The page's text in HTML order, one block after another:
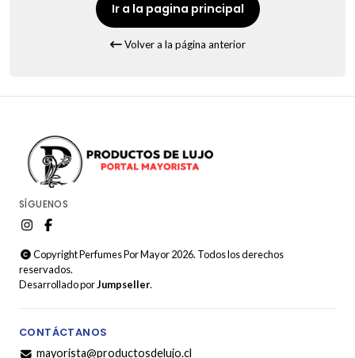
Ir a la pagina principal
Volver a la página anterior
SÍGUENOS
Copyright Perfumes Por Mayor 2026. Todos los derechos
reservados.
Desarrollado porJumpseller.
CONTÁCTANOS
mayorista@productosdelujo.cl